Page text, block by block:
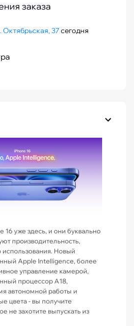
заказа
Октябрьская, 37сегодня
уже здесь, и они буквально
производительность,
использования. Новый
Apple Intelligence, более
управление камерой,
процессор A18,
автономной работы и
цвета - вы получите
не захотите выпускать из